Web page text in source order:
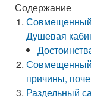
Содержание
Совмещенный
Душевая
Совмещенный
причины,
Раздельный